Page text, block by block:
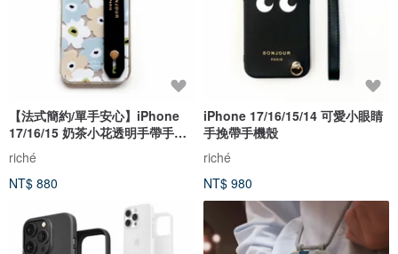
【法式簡約/單手安心】iPhone
17/16/15 奶茶小花透明手帶手機
riché
NT$ 880
iPhone 17/16/15/14 可愛小眼睛
手挽帶手機殼
riché
NT$ 980